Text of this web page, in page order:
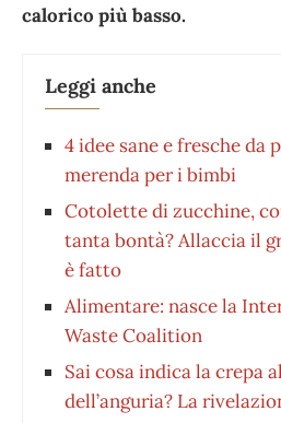
calorico più basso.
Leggi anche
4 idee sane e fresche da
merenda per i bimbi
Cotolette di zucchine,
tanta bontà? Allaccia il
è fatto
Alimentare: nasce la
Waste Coalition
Sai cosa indica la crepa
dell’anguria? La